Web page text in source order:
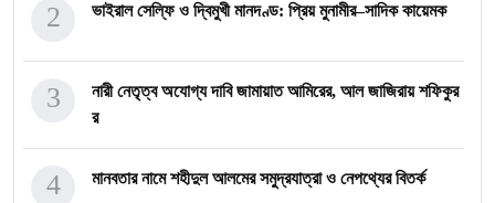
ভাইরাল সেল্ফি ও দ্বিমুখী মানদণ্ড: প্রিয় মুনামীর–সাদিক কায়েমক
2
নারী নেতৃত্ব অযোগ্য দাবি জামায়াত আমিরের, আল জাজিরায় শফিকুর
র
3
মানবতার নামে শহীদুল আলমের সমুদ্রযাত্রা ও নেপথ্যের বিতর্ক
4